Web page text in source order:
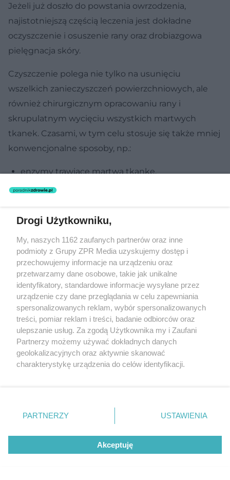
Jeżeli już doszło do powstania owrzodzenia,
najistotniejszą częścią leczenia jest dokładne
oczyszczenie i osuszenie rany oraz drobiazgowa
pielęgnacja skóry.
Czyszczenie polega nie tylko na usunięciu
wszelkich zanieczyszczeń powierzchniowych, ale
również chirurgicznym opracowaniu rany i
skrupulatnym wycięciu wszystkich martwych
tkanek. Czasami, w tym celu stosuje się także mniej
konwencjonalne sposoby, np.:
enzymy trawiące martwą tkankę,
specjalne hodowle czerwi lub larw zjadających
ultradźwięki o niskiej częstotliwości,
W procesie wspomagania gojenia się rany
stosowana jest cała gama stale unowocześnianych
opatrunków medycznych, jak m.in.
hydrokoloidowe - zawierające specjalny żel, który
wspomaga regenerację nowych komórek skóry
w owrzodzeniu,
alginianowe - wykonane z wodorostów morskich
zawierających sód i wapń, przyspieszające proces
właściwości srebra do czyszczenia zakażonych
Drogi Użytkowniku,
My, naszych 1162 zaufanych partnerów oraz inne
podmioty z Grupy ZPR Media uzyskujemy dostęp i
przechowujemy informacje na urządzeniu oraz
przetwarzamy dane osobowe, takie jak unikalne
identyfikatory, standardowe informacje wysyłane przez
urządzenie czy dane przeglądania w celu zapewniania
spersonalizowanych reklam, wybór spersonalizowanych
treści, pomiar reklam i treści, badanie odbiorców oraz
ulepszanie usług. Za zgodą Użytkownika my i Zaufani
Partnerzy możemy używać dokładnych danych
geolokalizacyjnych oraz aktywnie skanować
charakterystykę urządzenia do celów identyfikacji.
zmienić/wycofać klikając przycisk ustawień prywatności
znajdujący się w lewym dolnym rogu strony
rodzaje przetwarzania danych nie wymagają zgody
użytkownika, ale masz prawo sprzeciwić się takiemu
przetwarzaniu. Preferencje będą miały zastosowanie tylko
PARTNERZY USTAWIENIA
Akceptuję